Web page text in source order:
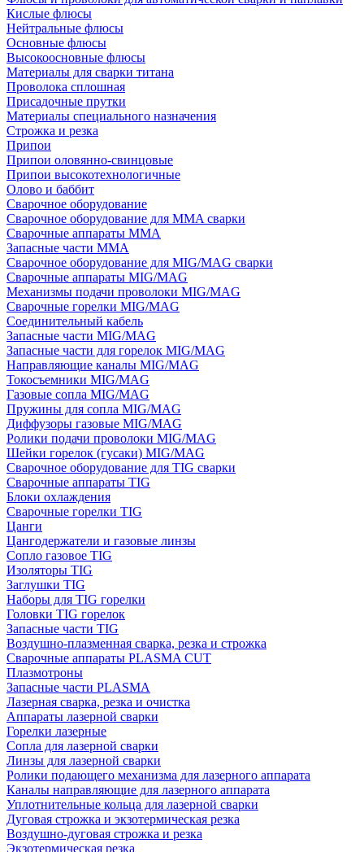
Кислые флюсы
Нейтральные флюсы
Основные флюсы
Высокоосновные флюсы
Материалы для сварки титана
Проволока сплошная
Присадочные прутки
Материалы специального назначения
Строжка и резка
Припои
Припои оловянно-свинцовые
Припои высокотехнологичные
Олово и баббит
Сварочное оборудование
Сварочное оборудование для MMA сварки
Сварочные аппараты MMA
Запасные части MMA
Сварочное оборудование для MIG/MAG сварки
Сварочные аппараты MIG/MAG
Механизмы подачи проволоки MIG/MAG
Сварочные горелки MIG/MAG
Соединительный кабель
Запасные части MIG/MAG
Запасные части для горелок MIG/MAG
Направляющие каналы MIG/MAG
Токосъемники MIG/MAG
Газовые сопла MIG/MAG
Пружины для сопла MIG/MAG
Диффузоры газовые MIG/MAG
Ролики подачи проволоки MIG/MAG
Шейки горелок (гусаки) MIG/MAG
Сварочное оборудование для TIG сварки
Сварочные аппараты TIG
Блоки охлаждения
Сварочные горелки TIG
Цанги
Цангодержатели и газовые линзы
Сопло газовое TIG
Изоляторы TIG
Заглушки TIG
Наборы для TIG горелки
Головки TIG горелок
Запасные части TIG
Воздушно-плазменная сварка, резка и строжка
Сварочные аппараты PLASMA CUT
Плазмотроны
Запасные части PLASMA
Лазерная сварка, резка и очистка
Аппараты лазерной сварки
Горелки лазерные
Сопла для лазерной сварки
Линзы для лазерной сварки
Ролики подающего механизма для лазерного аппарата
Каналы направляющие для лазерного аппарата
Уплотнительные кольца для лазерной сварки
Дуговая строжка и экзотермическая резка
Воздушно-дуговая строжка и резка
Экзотермическая резка